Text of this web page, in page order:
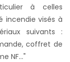
à celles
incendie visés à
suivants :
coffret de
NF…"